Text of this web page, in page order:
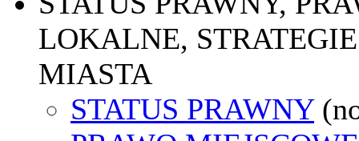
LOKALNE,
MIASTA
STATUS PRAWNY